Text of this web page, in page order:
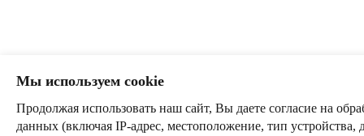
Мы используем cookie
Продолжая использовать наш сайт, Вы даете согласие на
данных (включая IP-адрес, местоположение, тип устройства,